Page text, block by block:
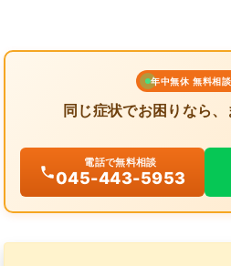
年中無休 無料相
同じ症状でお困りなら
電話で無料相談
045-443-5953